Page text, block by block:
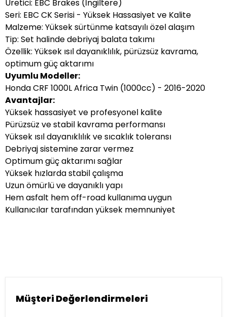
Üretici: EBC Brakes (İngiltere)
Seri: EBC CK Serisi - Yüksek Hassasiyet ve Kalite
Malzeme: Yüksek sürtünme katsayılı özel alaşım
Tip: Set halinde debriyaj balata takımı
Özellik: Yüksek ısıl dayanıklılık, pürüzsüz kavrama,
optimum güç aktarımı
Uyumlu Modeller:
Honda CRF 1000L Africa Twin (1000cc) - 2016-2020
Avantajlar:
Yüksek hassasiyet ve profesyonel kalite
Pürüzsüz ve stabil kavrama performansı
Yüksek ısıl dayanıklılık ve sıcaklık toleransı
Debriyaj sistemine zarar vermez
Optimum güç aktarımı sağlar
Yüksek hızlarda stabil çalışma
Uzun ömürlü ve dayanıklı yapı
Hem asfalt hem off-road kullanıma uygun
Kullanıcılar tarafından yüksek memnuniyet
Müşteri Değerlendirmeleri